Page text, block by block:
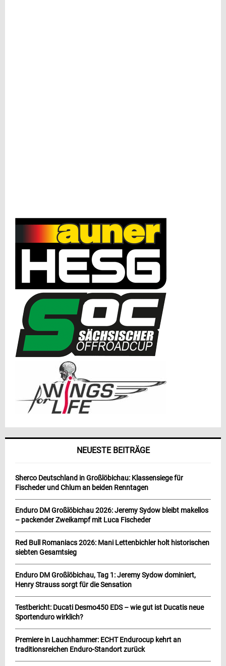
NEUESTE BEITRÄGE
Sherco Deutschland in Großlöbichau: Klassensiege für
Fischeder und Chlum an beiden Renntagen
Enduro DM Großlöbichau 2026: Jeremy Sydow bleibt makellos
– packender Zweikampf mit Luca Fischeder
Red Bull Romaniacs 2026: Mani Lettenbichler holt historischen
siebten Gesamtsieg
Enduro DM Großlöbichau, Tag 1: Jeremy Sydow dominiert,
Henry Strauss sorgt für die Sensation
Testbericht: Ducati Desmo450 EDS – wie gut ist Ducatis neue
Sportenduro wirklich?
Premiere in Lauchhammer: ECHT Endurocup kehrt an
traditionsreichen Enduro-Standort zurück